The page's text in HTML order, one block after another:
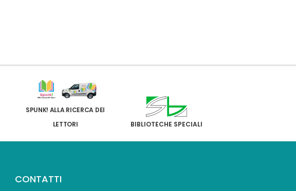
SPUNK! ALLA RICERCA DEI
LETTORI
BIBLIOTECHE SPECIALI
CONTATTI